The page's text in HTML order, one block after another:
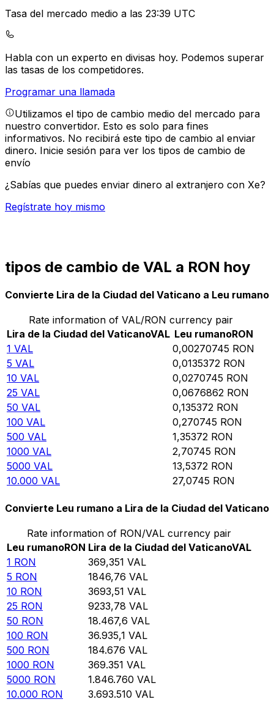
Tasa del mercado medio a las 23:39 UTC
Habla con un experto en divisas hoy. Podemos superar
las tasas de los competidores.
Programar una llamada
Utilizamos el tipo de cambio medio del mercado para
nuestro convertidor. Esto es solo para fines
informativos. No recibirá este tipo de cambio al enviar
dinero. Inicie sesión para ver los tipos de cambio de
envío
¿Sabías que puedes enviar dinero al extranjero con Xe?
Regístrate hoy mismo
tipos de cambio de VAL a RON hoy
Convierte Lira de la Ciudad del Vaticano a Leu rumano
Rate information of VAL/RON currency pair
Lira de la Ciudad del VaticanoVAL Leu rumanoRON
1 VAL 0,00270745 RON
5 VAL 0,0135372 RON
10 VAL 0,0270745 RON
25 VAL 0,0676862 RON
50 VAL 0,135372 RON
100 VAL 0,270745 RON
500 VAL 1,35372 RON
1000 VAL 2,70745 RON
5000 VAL 13,5372 RON
10.000 VAL 27,0745 RON
Convierte Leu rumano a Lira de la Ciudad del Vaticano
Rate information of RON/VAL currency pair
Leu rumanoRON Lira de la Ciudad del VaticanoVAL
1 RON 369,351 VAL
5 RON 1846,76 VAL
10 RON 3693,51 VAL
25 RON 9233,78 VAL
50 RON 18.467,6 VAL
100 RON 36.935,1 VAL
500 RON 184.676 VAL
1000 RON 369.351 VAL
5000 RON 1.846.760 VAL
10.000 RON 3.693.510 VAL